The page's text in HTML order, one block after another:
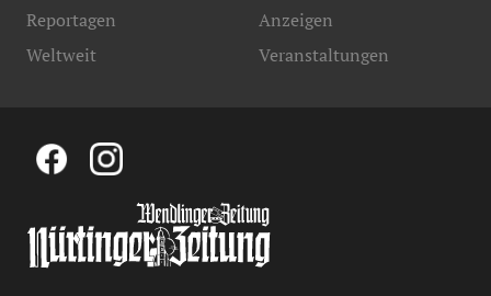
Reportagen
Weltweit
Anzeigen
Veranstaltungen